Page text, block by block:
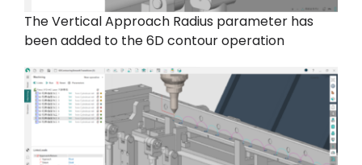
The Vertical Approach Radius parameter has
been added to the 6D contour operation